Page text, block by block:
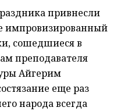
привнесли
импровизированный
сошедшиеся в
преподавателя
Айгерим
еще раз
народа всегда